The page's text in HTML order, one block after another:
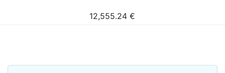
12,555.24 €